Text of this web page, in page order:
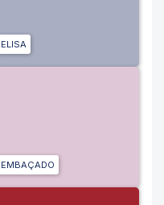
ELISA
EMBAÇADO